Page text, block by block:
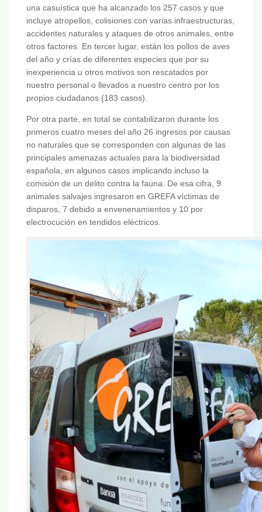
una casuística que ha alcanzado los 257 casos y que
incluye atropellos, colisiones con varias infraestructuras,
accidentes naturales y ataques de otros animales, entre
otros factores. En tercer lugar, están los pollos de aves
del año y crías de diferentes especies que por su
inexperiencia u otros motivos son rescatados por
nuestro personal o llevados a nuestro centro por los
propios ciudadanos (183 casos).
Por otra parte, en total se contabilizaron durante los
primeros cuatro meses del año 26 ingresos por causas
no naturales que se corresponden con algunas de las
principales amenazas actuales para la biodiversidad
española, en algunos casos implicando incluso la
comisión de un delito contra la fauna. De esa cifra, 9
animales salvajes ingresaron en GREFA víctimas de
disparos, 7 debido a envenenamientos y 10 por
electrocución en tendidos eléctricos.